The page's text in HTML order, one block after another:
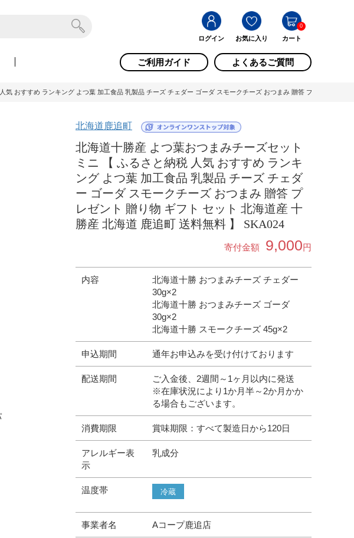
ログイン お気に入り カート
0
ご利用ガイド よくあるご質問
おすすめ ランキング よつ葉 加工食品 乳製品 チーズ チェダー ゴーダ スモークチーズ おつまみ 贈答 プレゼント 贈
北海道鹿追町
北海道十勝産 よつ葉おつまみチーズセット
ミニ 【 ふるさと納税 人気 おすすめ ランキ
ング よつ葉 加工食品 乳製品 チーズ チェダ
ー ゴーダ スモークチーズ おつまみ 贈答 プ
レゼント 贈り物 ギフト セット 北海道産 十
勝産 北海道 鹿追町 送料無料 】 SKA024
寄付金額 9,000円
内容
北海道十勝 おつまみチーズ チェダー
30g×2
北海道十勝 おつまみチーズ ゴーダ
30g×2
北海道十勝 スモークチーズ 45g×2
申込期間 通年お申込みを受け付けております
配送期間
ご入金後、2週間～1ヶ月以内に発送
※在庫状況により1か月半～2か月かか
る場合もございます。
消費期限 賞味期限：すべて製造日から120日
アレルギー表
示
乳成分
温度帯 冷蔵
事業者名 Aコープ鹿追店